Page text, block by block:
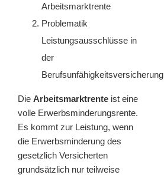
Arbeitsmarktrente
Problematik
Leistungsausschlüsse in
der
Berufsunfähigkeitsversicherung
Die Arbeitsmarktrenteist eine
volle Erwerbsminderungsrente.
Es kommt zur Leistung, wenn
die Erwerbsminderung des
gesetzlich Versicherten
grundsätzlich nur teilweise